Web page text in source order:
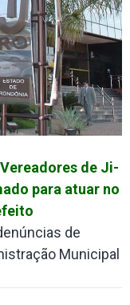
de Ji-
para atuar no
de
Municipal